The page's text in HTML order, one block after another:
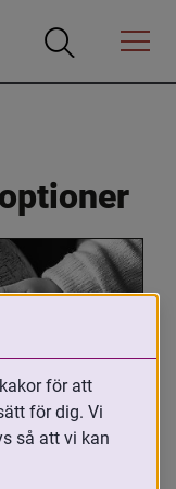
Öppna
Öppna
Menyn
för att
för dig. Vi
så att vi kan